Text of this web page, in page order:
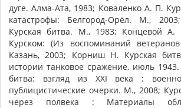
дуге. Алма-Ата, 1983; Коваленко А. П.
катастрофы: Белгород-Орёл. М.,
Курская битва. М., 1983; Концевой
Курском: (Из воспоминаний
Казань, 2003; Корниш Н. Курская
истории танковое сражение, июль
битва: взгляд из ХХI века :
публицистические очерки. М., 2008;
через полвека : Материалы